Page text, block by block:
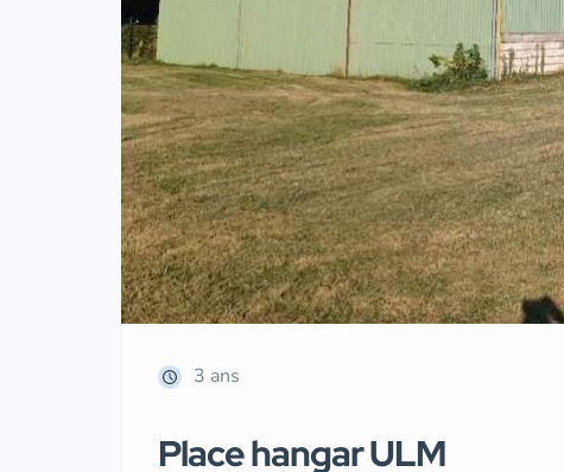
3 ans
Place hangar ULM